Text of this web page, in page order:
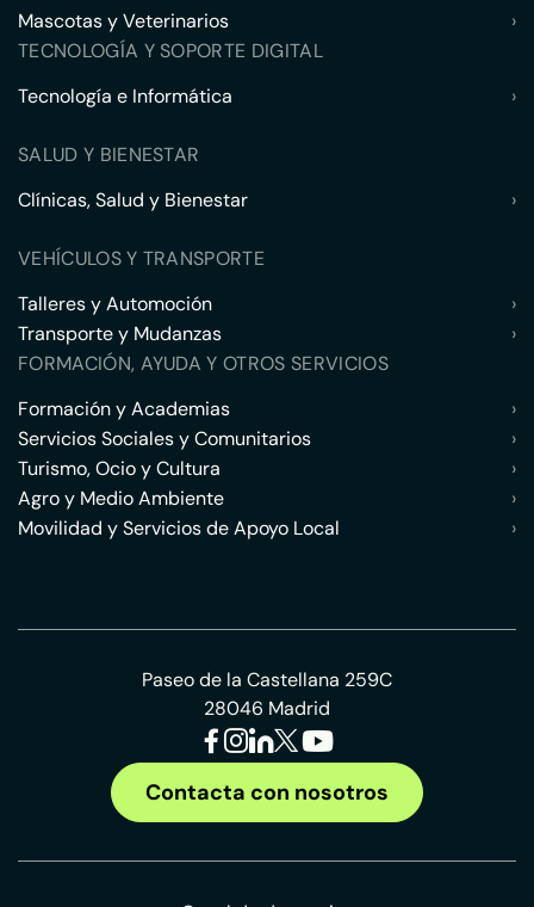
Mascotas y Veterinarios
›
TECNOLOGÍA Y SOPORTE DIGITAL
Tecnología e Informática
›
SALUD Y BIENESTAR
Clínicas, Salud y Bienestar
›
VEHÍCULOS Y TRANSPORTE
Talleres y Automoción
›
Transporte y Mudanzas
›
FORMACIÓN, AYUDA Y OTROS SERVICIOS
Formación y Academias
›
Servicios Sociales y Comunitarios
›
Turismo, Ocio y Cultura
›
Agro y Medio Ambiente
›
Movilidad y Servicios de Apoyo Local
›
Paseo de la Castellana 259C
28046 Madrid
Contacta con nosotros